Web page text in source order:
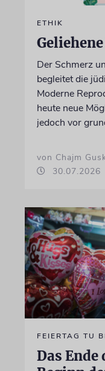
ETHIK
Der Schmerz
begleitet die
Moderne
heute neue
jedoch vor
von Chajm
30.07.2026
FEIERTAG TU
Das Ende